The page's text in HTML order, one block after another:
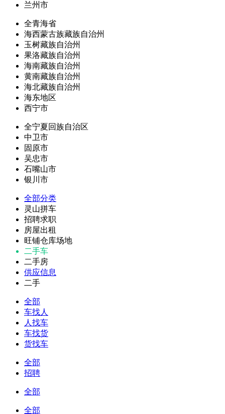
兰州市
全青海省
海西蒙古族藏族自治州
玉树藏族自治州
果洛藏族自治州
海南藏族自治州
黄南藏族自治州
海北藏族自治州
海东地区
西宁市
全宁夏回族自治区
中卫市
固原市
吴忠市
石嘴山市
银川市
全部分类
灵山拼车
招聘求职
房屋出租
旺铺仓库场地
二手车
二手房
供应信息
二手
全部
车找人
人找车
车找货
货找车
全部
招聘
全部
全部